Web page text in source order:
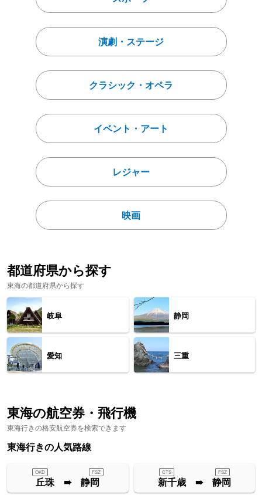
演劇・ステージ
クラシック・オペラ
イベント・アート
レジャー
映画
都道府県から探す
東海の都道府県から探す
岐阜 静岡
愛知 三重
東海の航空券・飛行機
東海行きの格安航空券を検索できます
東海行きの人気路線
丘珠 ➠ 静岡
OKD FSZ
新千歳 ➠ 静岡
CTS FSZ